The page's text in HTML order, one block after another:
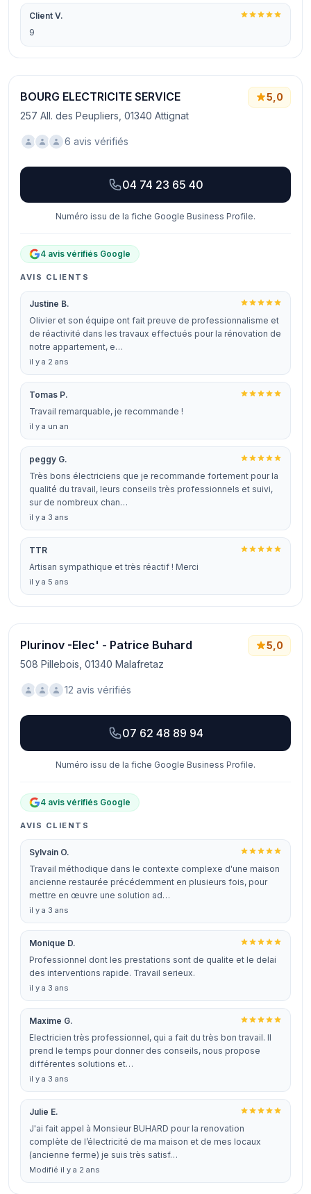
Client V.
9
BOURG ELECTRICITE SERVICE
257 All. des Peupliers, 01340 Attignat
5,0
6 avis vérifiés
04 74 23 65 40
Numéro issu de la fiche Google Business Profile.
4 avis vérifiés Google
AVIS CLIENTS
Justine B.
Olivier et son équipe ont fait preuve de professionnalisme et
de réactivité dans les travaux effectués pour la rénovation de
notre appartement, e…
il y a 2 ans
Tomas P.
Travail remarquable, je recommande !
il y a un an
peggy G.
Très bons électriciens que je recommande fortement pour la
qualité du travail, leurs conseils très professionnels et suivi,
sur de nombreux chan…
il y a 3 ans
TTR
Artisan sympathique et très réactif ! Merci
il y a 5 ans
Plurinov -Elec' - Patrice Buhard
508 Pillebois, 01340 Malafretaz
5,0
12 avis vérifiés
07 62 48 89 94
Numéro issu de la fiche Google Business Profile.
4 avis vérifiés Google
AVIS CLIENTS
Sylvain O.
Travail méthodique dans le contexte complexe d'une maison
ancienne restaurée précédemment en plusieurs fois, pour
mettre en œuvre une solution ad…
il y a 3 ans
Monique D.
Professionnel dont les prestations sont de qualite et le delai
des interventions rapide. Travail serieux.
il y a 3 ans
Maxime G.
Electricien très professionnel, qui a fait du très bon travail. Il
prend le temps pour donner des conseils, nous propose
différentes solutions et…
il y a 3 ans
Julie E.
J'ai fait appel à Monsieur BUHARD pour la renovation
complète de l’électricité de ma maison et de mes locaux
(ancienne ferme) je suis très satisf…
Modifié il y a 2 ans